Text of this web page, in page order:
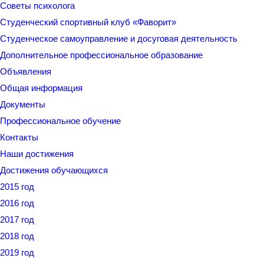
Советы психолога
Студенческий спортивный клуб «Фаворит»
Студенческое самоуправление и досуговая деятельность
Дополнительное профессиональное образование
Объявления
Общая информация
Документы
Профессиональное обучение
Контакты
Наши достижения
Достижения обучающихся
2015 год
2016 год
2017 год
2018 год
2019 год